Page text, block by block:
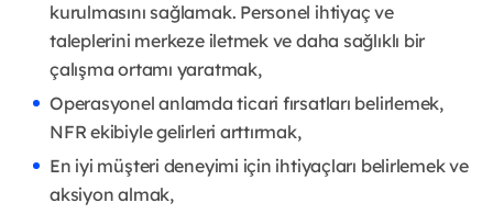
kurulmasını sağlamak. Personel ihtiyaç ve
taleplerini merkeze iletmek ve daha sağlıklı bir
çalışma ortamı yaratmak,
Operasyonel anlamda ticari fırsatları belirlemek,
NFR ekibiyle gelirleri arttırmak,
En iyi müşteri deneyimi için ihtiyaçları belirlemek ve
aksiyon almak,